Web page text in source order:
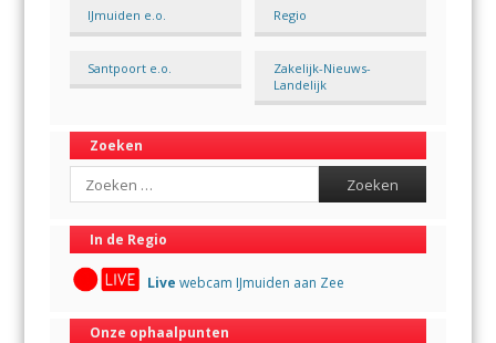
IJmuiden e.o. Regio
Santpoort e.o.
Zakelijk-Nieuws-
Landelijk
Zoeken
Search
In de Regio
Live webcam IJmuiden aan Zee
Onze ophaalpunten